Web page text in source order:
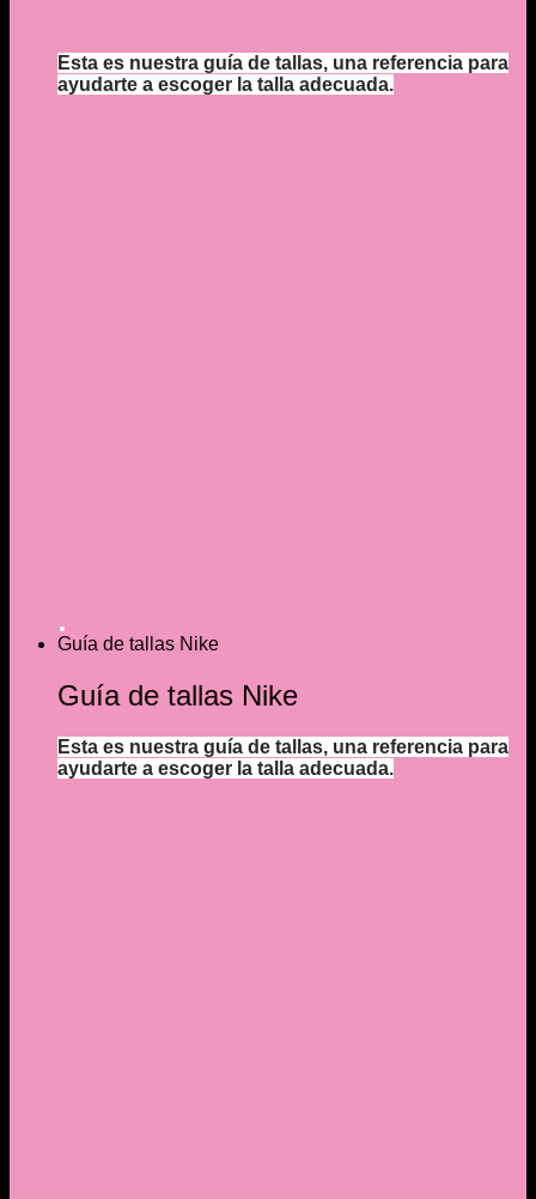
Esta es nuestra guía de tallas, una referencia para
ayudarte a escoger la talla adecuada.
Guía de tallas Nike
Guía de tallas Nike
Esta es nuestra guía de tallas, una referencia para
ayudarte a escoger la talla adecuada.